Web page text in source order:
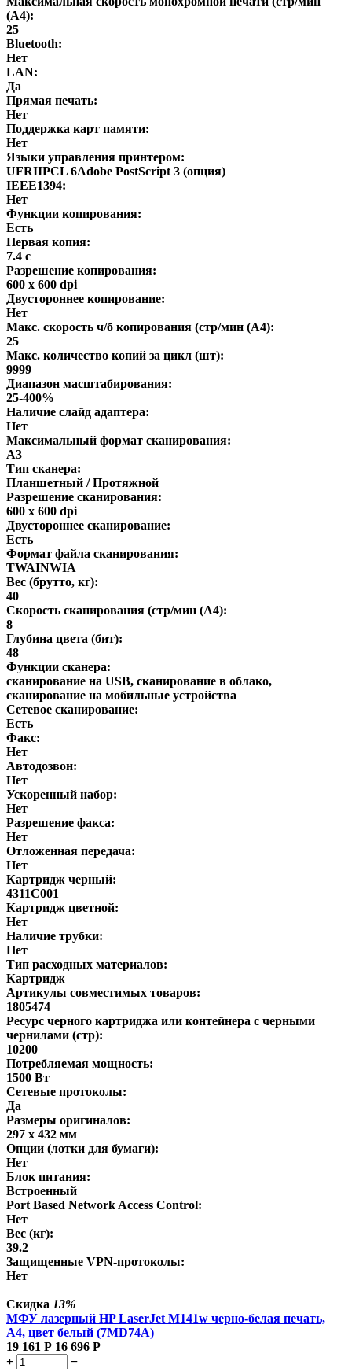
(A4):
25
Bluetooth:
Нет
LAN:
Да
Прямая печать:
Нет
Поддержка карт памяти:
Нет
Языки управления принтером:
UFRIIPCL 6Adobe PostScript 3 (опция)
IEEE1394:
Нет
Функции копирования:
Есть
Первая копия:
7.4 с
Разрешение копирования:
600 x 600 dpi
Двустороннее копирование:
Нет
Макс. скорость ч/б копирования (стр/мин (A4):
25
Макс. количество копий за цикл (шт):
9999
Диапазон масштабирования:
25-400%
Наличие слайд адаптера:
Нет
Максимальный формат сканирования:
A3
Тип сканера:
Планшетный / Протяжной
Разрешение сканирования:
600 x 600 dpi
Двустороннее сканирование:
Есть
Формат файла сканирования:
TWAINWIA
Вес (брутто, кг):
40
Скорость сканирования (стр/мин (A4):
8
Глубина цвета (бит):
48
Функции сканера:
сканирование на USB, сканирование в облако,
сканирование на мобильные устройства
Сетевое сканирование:
Есть
Факс:
Нет
Автодозвон:
Нет
Ускоренный набор:
Нет
Разрешение факса:
Нет
Отложенная передача:
Нет
Картридж черный:
4311C001
Картридж цветной:
Нет
Наличие трубки:
Нет
Тип расходных материалов:
Картридж
Артикулы совместимых товаров:
1805474
Ресурс черного картриджа или контейнера с черными
чернилами (стр):
10200
Потребляемая мощность:
1500 Вт
Сетевые протоколы:
Да
Размеры оригиналов:
297 x 432 мм
Опции (лотки для бумаги):
Нет
Блок питания:
Встроенный
Port Based Network Access Control:
Нет
Вес (кг):
39.2
Защищенные VPN-протоколы:
Нет
Скидка 13%
МФУ лазерный HP LaserJet M141w черно-белая печать,
A4, цвет белый (7MD74A)
19 161 Р 16 696 Р
+
−